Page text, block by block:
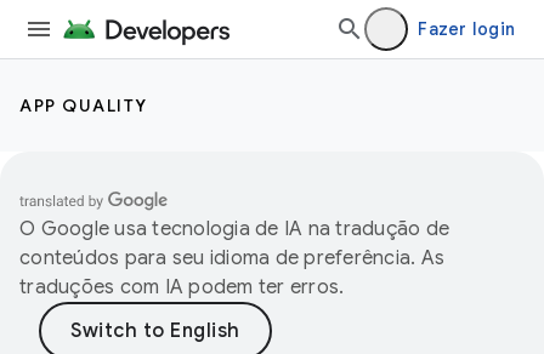
Fazer login
APP QUALITY
O Google usa tecnologia de IA na tradução de
conteúdos para seu idioma de preferência. As
traduções com IA podem ter erros.